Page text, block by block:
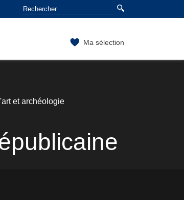
Ma sélection
et archéologie